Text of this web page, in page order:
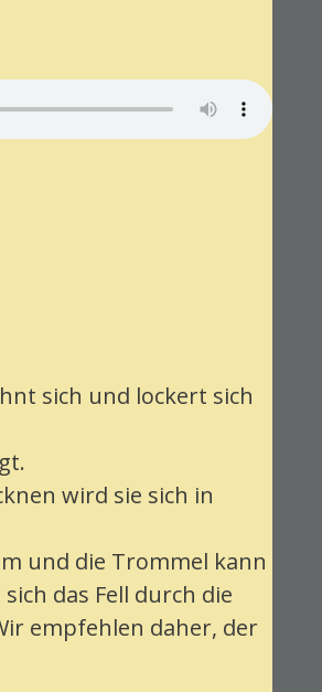
sich und lockert sich
wird sie sich in
und die Trommel kann
das Fell durch die
empfehlen daher, der